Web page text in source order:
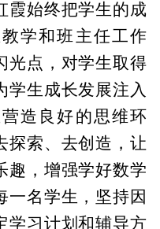
霞始终把学生的成
学和班主任工作
光点，对学生取得
学生成长发展注入
造良好的思维环
探索、去创造，让
趣，增强学好数学
一名学生，坚持因
学习计划和辅导方